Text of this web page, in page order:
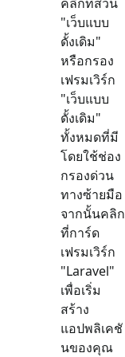
"เว็บแบบ
ดั้งเดิม"
หรือกรอง
เฟรมเวิร์ก
"เว็บแบบ
ดั้งเดิม"
ทั้งหมดที่มี
โดยใช้ช่อง
กรองด่วน
ทางซ้ายมือ
จากนั้นคลิก
ที่การ์ด
เฟรมเวิร์ก
"Laravel"
เพื่อเริ่ม
สร้าง
แอปพลิเคชั
นของคุณ